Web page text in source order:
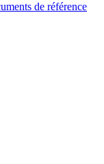
de référence